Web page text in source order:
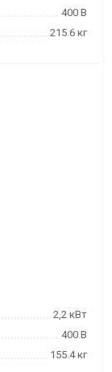
400 В
215.6 кг
2,2 кВт
400 В
155.4 кг